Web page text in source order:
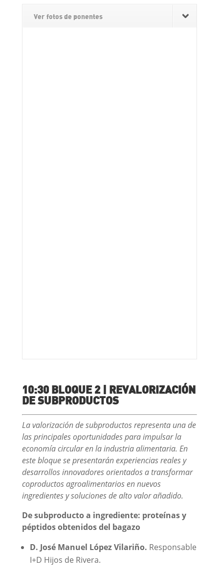
Ver fotos de ponentes
10:30 BLOQUE 2 | REVALORIZACIÓN
DE SUBPRODUCTOS
La valorización de subproductos representa una de
las principales oportunidades para impulsar la
economía circular en la industria alimentaria. En
este bloque se presentarán experiencias reales y
desarrollos innovadores orientados a transformar
coproductos agroalimentarios en nuevos
ingredientes y soluciones de alto valor añadido.
De subproducto a ingrediente: proteínas y
péptidos obtenidos del bagazo
D. José Manuel López Vilariño. Responsable
I+D Hijos de Rivera.